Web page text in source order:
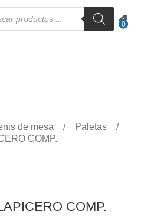
0
de mesa
Paletas
COMP.
COMP.